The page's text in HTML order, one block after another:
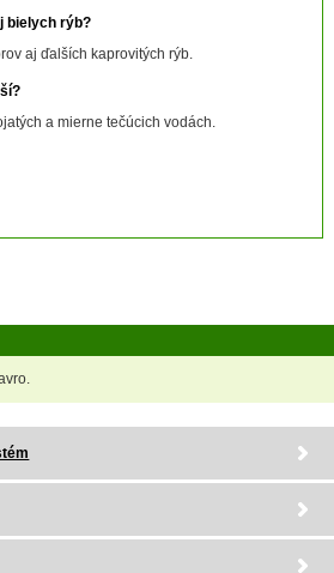
bielych rýb?
aj ďalších kaprovitých rýb.
a mierne tečúcich vodách.